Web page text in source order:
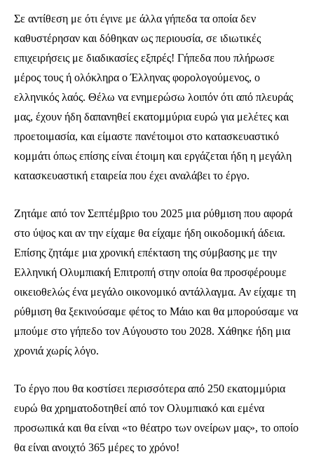
Σε αντίθεση με ότι έγινε με άλλα γήπεδα τα οποία δεν
καθυστέρησαν και δόθηκαν ως περιουσία, σε ιδιωτικές
επιχειρήσεις με διαδικασίες εξπρές! Γήπεδα που πλήρωσε
μέρος τους ή ολόκληρα ο Έλληνας φορολογούμενος, ο
ελληνικός λαός. Θέλω να ενημερώσω λοιπόν ότι από πλευράς
μας, έχουν ήδη δαπανηθεί εκατομμύρια ευρώ για μελέτες και
προετοιμασία, και είμαστε πανέτοιμοι στο κατασκευαστικό
κομμάτι όπως επίσης είναι έτοιμη και εργάζεται ήδη η μεγάλη
κατασκευαστική εταιρεία που έχει αναλάβει το έργο.
Ζητάμε από τον Σεπτέμβριο του 2025 μια ρύθμιση που αφορά
στο ύψος και αν την είχαμε θα είχαμε ήδη οικοδομική άδεια.
Επίσης ζητάμε μια χρονική επέκταση της σύμβασης με την
Ελληνική Ολυμπιακή Επιτροπή στην οποία θα προσφέρουμε
οικειοθελώς ένα μεγάλο οικονομικό αντάλλαγμα. Αν είχαμε τη
ρύθμιση θα ξεκινούσαμε φέτος το Μάιο και θα μπορούσαμε να
μπούμε στο γήπεδο τον Αύγουστο του 2028. Χάθηκε ήδη μια
χρονιά χωρίς λόγο.
Το έργο που θα κοστίσει περισσότερα από 250 εκατομμύρια
ευρώ θα χρηματοδοτηθεί από τον Ολυμπιακό και εμένα
προσωπικά και θα είναι «το θέατρο των ονείρων μας», το οποίο
θα είναι ανοιχτό 365 μέρες το χρόνο!